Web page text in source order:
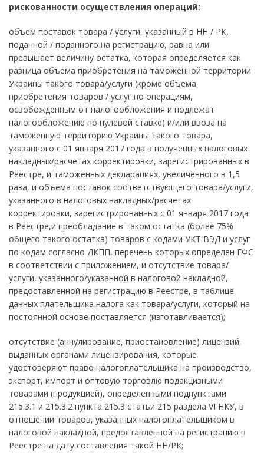
рискованности осуществления операций:
объем поставок товара / услуги, указанный в НН / РК,
поданной / поданного на регистрацию, равна или
превышает величину остатка, которая определяется как
разница объема приобретения на таможенной территории
Украины такого товара/услуги (кроме объема
приобретения товаров / услуг по операциям,
освобожденным от налогообложения и подлежат
налогообложению по нулевой ставке) и/или ввоза на
таможенную территорию Украины такого товара,
указанного с 01 января 2017 года в полученных налоговых
накладных/расчетах корректировки, зарегистрированных в
Реестре, и таможенных декларациях, увеличенного в 1,5
раза, и объема поставок соответствующего товара/услуги,
указанного в налоговых накладных/расчетах
корректировки, зарегистрированных с 01 января 2017 года
в Реестре,и преобладание в таком остатка (более 75%
общего такого остатка) товаров с кодами УКТ ВЭД и услуг
по кодам согласно ДКПП, перечень которых определен ГФС
в соответствии с приложением, и отсутствие товара/
услуги, указанного/указанной в налоговой накладной,
предоставленной на регистрацию в Реестре, в таблице
данных плательщика налога как товара/услуги, который на
постоянной основе поставляется (изготавливается);
отсутствие (аннулирование, приостановление) лицензий,
выданных органами лицензирования, которые
удостоверяют право налогоплательщика на производство,
экспорт, импорт и оптовую торговлю подакцизными
товарами (продукцией), определенными подпунктами
215.3.1 и 215.3.2 пункта 215.3 статьи 215 раздела VI НКУ, в
отношении товаров, указанных налогоплательщиком в
налоговой накладной, предоставленной на регистрацию в
Реестре на дату составления такой НН/РК;